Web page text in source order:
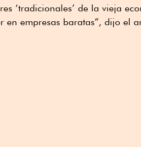
‘tradicionales’ de la vieja
en empresas baratas”, dijo el